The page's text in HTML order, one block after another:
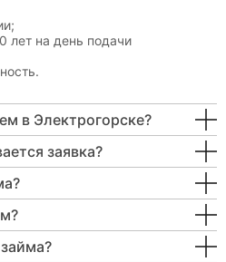
лет на день подачи
в Электрогорске?
заявка?